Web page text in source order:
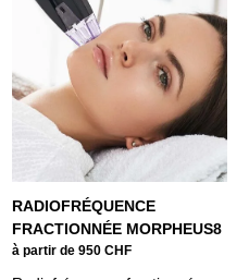
RADIOFRÉQUENCE
FRACTIONNÉE MORPHEUS8
à partir de 950 CHF